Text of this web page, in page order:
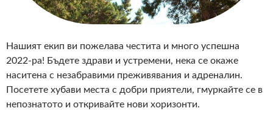
Нашият екип ви пожелава честита и много успешна
2022-ра! Бъдете здрави и устремени, нека се окаже
наситена с незабравими преживявания и адреналин.
Посетете хубави места с добри приятели, гмуркайте се в
непознатото и откривайте нови хоризонти.